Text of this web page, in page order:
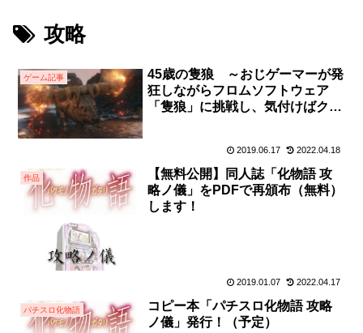
攻略
ゲーム記事
45歳の隻狼 ～おじゲーマーが発
狂しながらフロムソフトウェア
「隻狼」に挑戦し、気付けばクリ
2019.06.17 2022.04.18
作品
【無料公開】同人誌「化物語 攻
略ノ儀」をPDFで再頒布（無料）
します！
2019.01.07 2022.04.17
パチスロ化物語
コピー本「パチスロ化物語 攻略
ノ儀」発行！（予定）